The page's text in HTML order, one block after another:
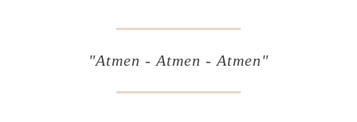
"Atmen - Atmen - Atmen"